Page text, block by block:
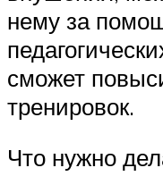
нему за
сможет
тренировок.
Что нужно